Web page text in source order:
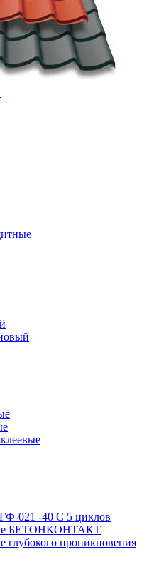
021 -40 С 5 циклов
БЕТОНКОНТАКТ
глубокого проникновения